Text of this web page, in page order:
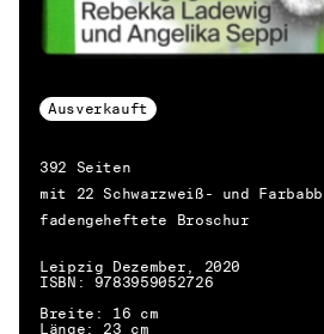
DE → EN
Ausverkauft
392 Seiten
mit 22 Schwarzweiß- und
fadengeheftete Broschur
Leipzig Dezember, 2020
ISBN: 9783959052726
Breite: 16 cm
Länge: 23 cm